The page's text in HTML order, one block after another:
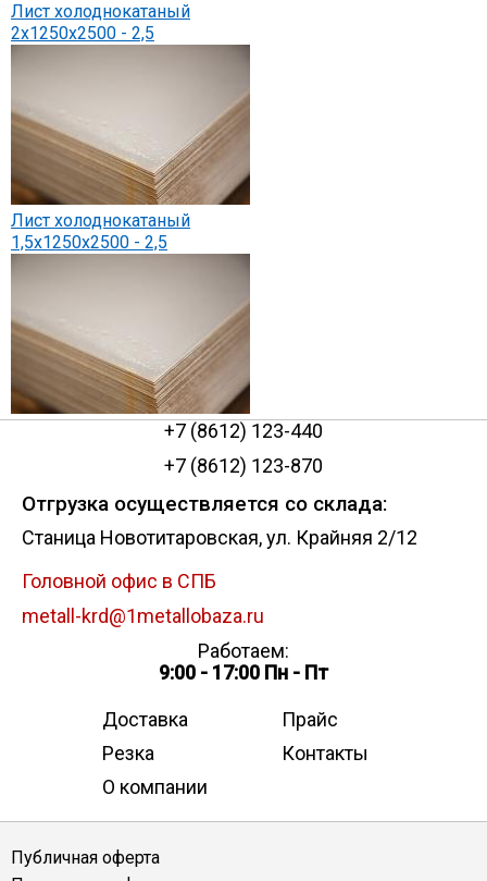
Лист холоднокатаный
2х1250х2500 - 2,5
Лист холоднокатаный
1,5х1250х2500 - 2,5
+7 (8612) 123-440
+7 (8612) 123-870
Отгрузка осуществляется со склада:
Станица Новотитаровская, ул. Крайняя 2/12
Головной офис в СПБ
metall-krd@1metallobaza.ru
Работаем:
9:00 - 17:00 Пн - Пт
Доставка
Прайс
Резка
Контакты
О компании
Публичная оферта